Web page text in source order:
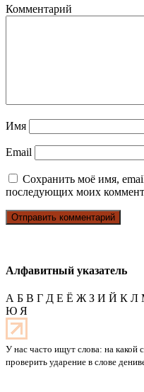
Комментарий
Имя
Email
Сохранить моё имя,
последующих моих
Алфавитный указатель
А Б В Г Д Е Ё Ж З И Й К Л
Ю Я
У нас часто ищут слова: на какой
проверить ударение в слове